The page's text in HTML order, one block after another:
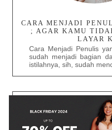
CARA MENJADI
; AGAR KAMU
LAYAR
Cara Menjadi Penulis
sudah menjadi bagian
istilahnya, sih, sudah